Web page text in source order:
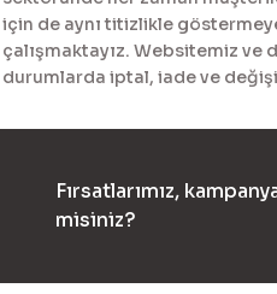
için de aynı titizlikle
çalışmaktayız. Websitemiz ve
durumlarda iptal, iade ve
Fırsatlarımız,
misiniz?